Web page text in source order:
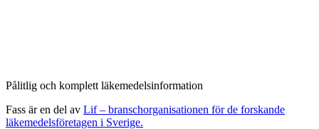
Pålitlig och komplett läkemedelsinformation
Fass är en del av Lif – branschorganisationen för de forskande
läkemedelsföretagen i Sverige.